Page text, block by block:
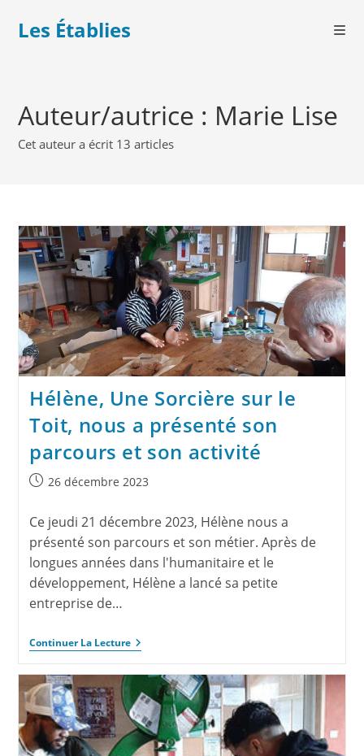
Les Établies
Auteur/autrice : Marie Lise
Cet auteur a écrit 13 articles
Hélène, Une Sorcière sur le
Toit, nous a présenté son
parcours et son activité
26 décembre 2023
Ce jeudi 21 décembre 2023, Hélène nous a
présenté son parcours et son métier. Après de
longues années dans l'humanitaire et le
développement, Hélène a lancé sa petite
entreprise de…
Continuer La Lecture